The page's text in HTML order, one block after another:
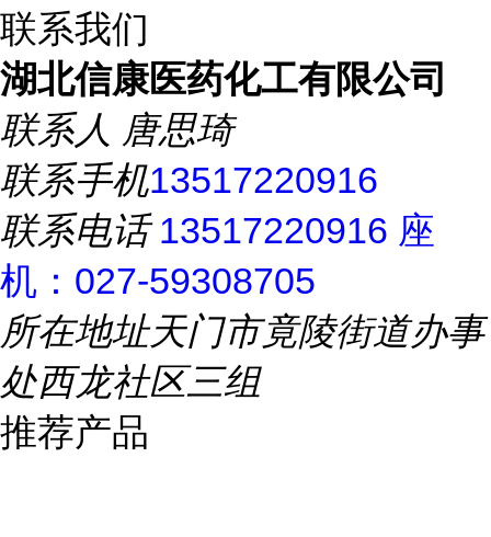
联系我们
湖北信康医药化工有限公司
联系人 唐思琦
联系手机13517220916
联系电话13517220916 座
机：027-59308705
所在地址天门市竟陵街道办事
处西龙社区三组
推荐产品